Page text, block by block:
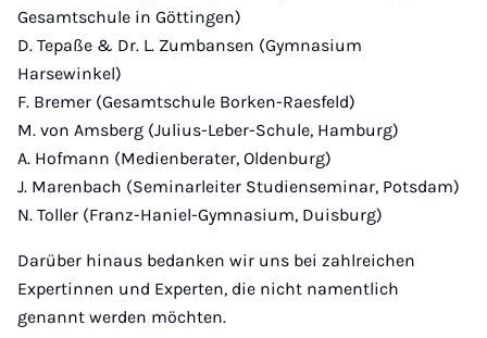
Gesamtschule in Göttingen)
D. Tepaße & Dr. L. Zumbansen (Gymnasium
Harsewinkel)
F. Bremer (Gesamtschule Borken-Raesfeld)
M. von Amsberg (Julius-Leber-Schule, Hamburg)
A. Hofmann (Medienberater, Oldenburg)
J. Marenbach (Seminarleiter Studienseminar, Potsdam)
N. Toller (Franz-Haniel-Gymnasium, Duisburg)
Darüber hinaus bedanken wir uns bei zahlreichen
Expertinnen und Experten, die nicht namentlich
genannt werden möchten.